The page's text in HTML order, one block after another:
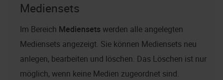
Mediensets
Im Bereich Mediensets werden alle angelegten
Mediensets angezeigt. Sie können Mediensets neu
anlegen, bearbeiten und löschen. Das Löschen ist nur
möglich, wenn keine Medien zugeordnet sind.